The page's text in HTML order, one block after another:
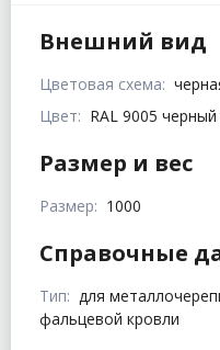
Внешний вид
Цветовая схема:
Цвет: RAL 9005
Размер и вес
Размер: 1000
Справочные
Тип: для
фальцевой кровли